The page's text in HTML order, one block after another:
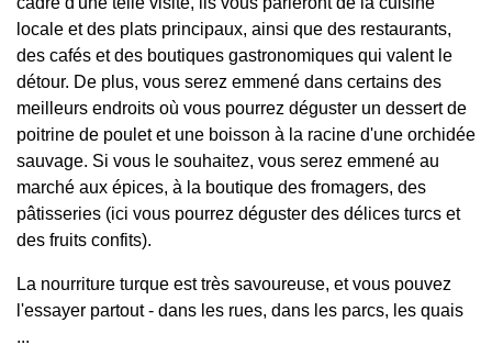
locale et des plats principaux, ainsi que des restaurants,
des cafés et des boutiques gastronomiques qui valent le
détour. De plus, vous serez emmené dans certains des
meilleurs endroits où vous pourrez déguster un dessert de
poitrine de poulet et une boisson à la racine d'une orchidée
sauvage. Si vous le souhaitez, vous serez emmené au
marché aux épices, à la boutique des fromagers, des
pâtisseries (ici vous pourrez déguster des délices turcs et
des fruits confits).
La nourriture turque est très savoureuse, et vous pouvez
l'essayer partout - dans les rues, dans les parcs, les quais
...